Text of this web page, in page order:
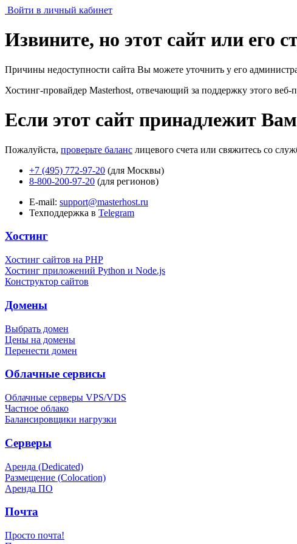
Войти в личный кабинет
Извините, но этот сайт или его
Причины недоступности сайта Вы можете уточнить у его
Хостинг-провайдер Masterhost, отвечающий за поддержку этого веб-
Если этот сайт принадлежит Вам
Пожалуйста, проверьте баланс лицевого счета или свяжитесь со
+7 (495) 772-97-20 (для Москвы)
8-800-200-97-20 (для регионов)
E-mail: support@masterhost.ru
Техподдержка в Telegram
Хостинг
Хостинг сайтов на PHP
Хостинг приложений Python и Node.js
Конструктор сайтов
Домены
Выбрать домен
Цены на домены
Перенести домен
Облачные сервисы
Облачные серверы VPS/VDS
Частное облако
Балансировщики нагрузки
Серверы
Аренда (Dedicated)
Размещение (Colocation)
Аренда ПО
Почта
Просто почта!